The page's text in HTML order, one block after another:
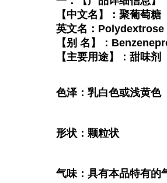
【中文名】：聚葡萄糖
英文名：Polydextrose
【别 名】：
【主要用途】：甜味剂
色泽：乳白色或浅黄色
形状：颗粒状
气味：具有本品特有的